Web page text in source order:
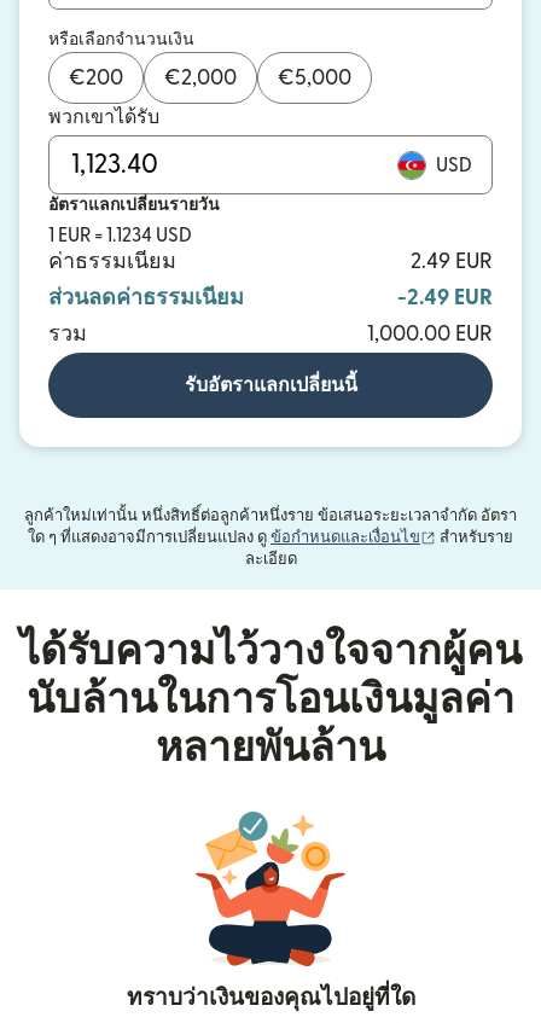
หรือเลือกจำนวนเงิน
€200 €2,000 €5,000
พวกเขาได้รับ
USD
อัตราแลกเปลี่ยนรายวัน
1 EUR = 1.1234 USD
ค่าธรรมเนียม
2.49 EUR
ส่วนลดค่าธรรมเนียม
-2.49 EUR
รวม
1,000.00 EUR
รับอัตราแลกเปลี่ยนนี้
ลูกค้าใหม่เท่านั้น หนึ่งสิทธิ์ต่อลูกค้าหนึ่งราย ข้อเสนอระยะเวลาจำกัด อัตรา
ใด ๆ ที่แสดงอาจมีการเปลี่ยนแปลง ดู ข้อกำหนดและเงื่อนไข (เปิดในหน้าต่า
สำหรับราย
ละเอียด
ได้รับความไว้วางใจจากผู้คน
นับล้านในการโอนเงินมูลค่า
หลายพันล้าน
ทราบว่าเงินของคุณไปอยู่ที่ใด